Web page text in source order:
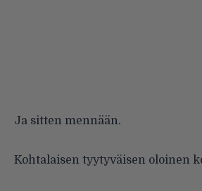
Ja sitten mennään.
Kohtalaisen tyytyväisen oloinen